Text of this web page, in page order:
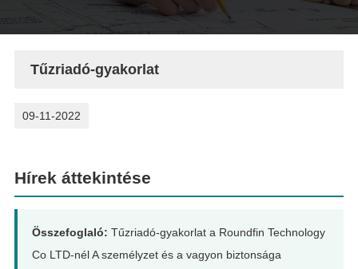
Tűzriadó-gyakorlat
09-11-2022
Hírek áttekintése
Összefoglaló: Tűzriadó-gyakorlat a Roundfin Technology
Co LTD-nél A személyzet és a vagyon biztonsága